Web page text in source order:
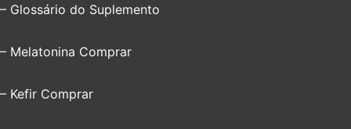
– Glossário do Suplemento
– Melatonina Comprar
– Kefir Comprar